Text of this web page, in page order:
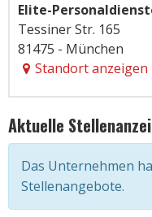
Elite-
Tessiner Str. 165
81475 - München
Standort anzeigen
Aktuelle
Das Unternehmen
Stellenangebote.